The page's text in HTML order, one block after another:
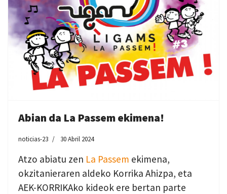
Abian da La Passem ekimena!
noticias-23 30 Abril 2024
Atzo abiatu zen La Passem ekimena,
okzitanieraren aldeko Korrika Ahizpa, eta
AEK-KORRIKAko kideok ere bertan parte